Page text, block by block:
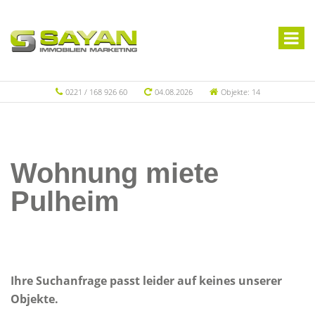
0221 / 168 926 60 04.08.2026 Objekte: 14
Wohnung miete
Pulheim
Ihre Suchanfrage passt leider auf keines unserer
Objekte.